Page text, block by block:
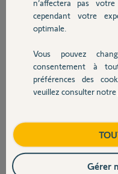
Devis avec un pro
Contact
Quand vous dîtes:" Je ne
dire ?
Bonne journée !
Jean-Luc B. il
connexion est lié à
le code PIN de l'ancien boitier
impossible d'aller sur
sont blanches… en pièces
n’affectera pas
cependant votre
optimale.
Vous pouvez
consentement à
préférences des
veuillez consulter notre
Gérer